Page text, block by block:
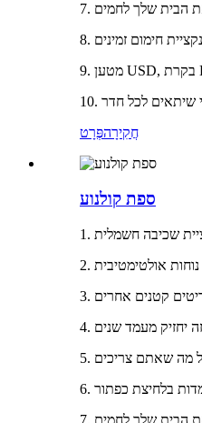
חֲקִירָהפְּרָט
ספת קולנוע